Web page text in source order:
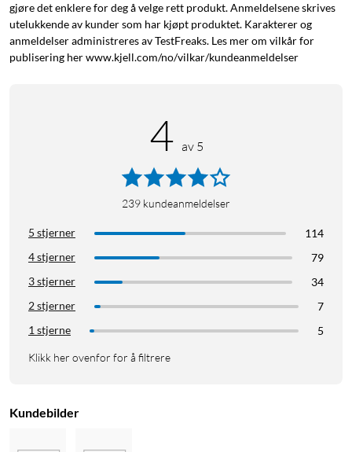
gjøre det enklere for deg å velge rett produkt. Anmeldelsene skrives
utelukkende av kunder som har kjøpt produktet. Karakterer og
anmeldelser administreres av TestFreaks. Les mer om vilkår for
publisering her www.kjell.com/no/vilkar/kundeanmeldelser
4 av 5
239 kundeanmeldelser
5 stjerner
114
4 stjerner
79
3 stjerner
34
2 stjerner
7
1 stjerne
5
Klikk her ovenfor for å filtrere
Kundebilder